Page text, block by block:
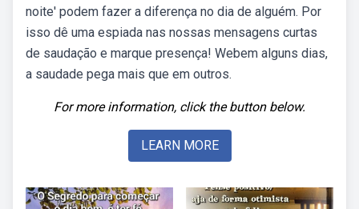
noite' podem fazer a diferença no dia de alguém. Por
isso dê uma espiada nas nossas mensagens curtas
de saudação e marque presença! Webem alguns dias,
a saudade pega mais que em outros.
For more information, click the button below.
LEARN MORE